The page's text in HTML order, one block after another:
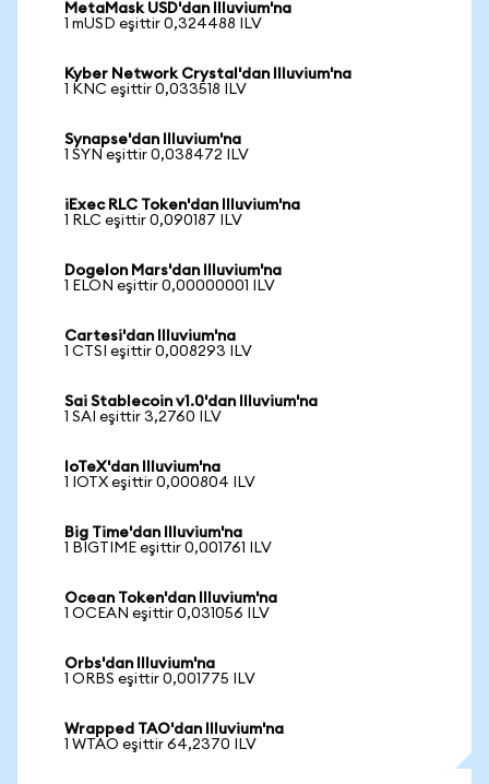
MetaMask USD'dan Illuvium'na
1 mUSD eşittir 0,324488 ILV
Kyber Network Crystal'dan Illuvium'na
1 KNC eşittir 0,033518 ILV
Synapse'dan Illuvium'na
1 SYN eşittir 0,038472 ILV
iExec RLC Token'dan Illuvium'na
1 RLC eşittir 0,090187 ILV
Dogelon Mars'dan Illuvium'na
1 ELON eşittir 0,00000001 ILV
Cartesi'dan Illuvium'na
1 CTSI eşittir 0,008293 ILV
Sai Stablecoin v1.0'dan Illuvium'na
1 SAI eşittir 3,2760 ILV
IoTeX'dan Illuvium'na
1 IOTX eşittir 0,000804 ILV
Big Time'dan Illuvium'na
1 BIGTIME eşittir 0,001761 ILV
Ocean Token'dan Illuvium'na
1 OCEAN eşittir 0,031056 ILV
Orbs'dan Illuvium'na
1 ORBS eşittir 0,001775 ILV
Wrapped TAO'dan Illuvium'na
1 WTAO eşittir 64,2370 ILV